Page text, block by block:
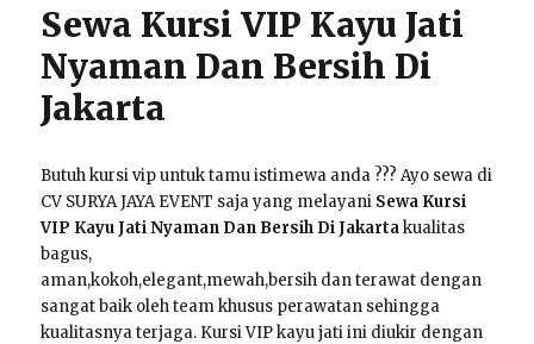
Sewa Kursi VIP Kayu Jati
Nyaman Dan Bersih Di
Jakarta
Butuh kursi vip untuk tamu istimewa anda ??? Ayo sewa di
CV SURYA JAYA EVENT saja yang melayani Sewa Kursi
VIP Kayu Jati Nyaman Dan Bersih Di Jakartakualitas
bagus,
aman,kokoh,elegant,mewah,bersih dan terawat dengan
sangat baik oleh team khusus perawatan sehingga
kualitasnya terjaga. Kursi VIP kayu jati ini diukir dengan